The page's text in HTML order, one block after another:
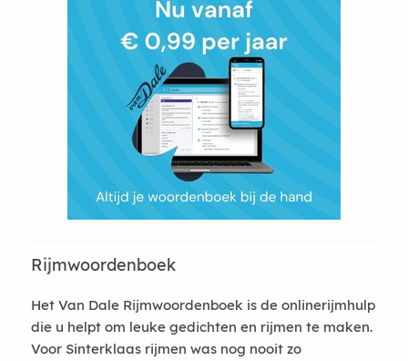
Rijmwoordenboek
Het Van Dale Rijmwoordenboek is de onlinerijmhulp
die u helpt om leuke gedichten en rijmen te maken.
Voor Sinterklaas rijmen was nog nooit zo